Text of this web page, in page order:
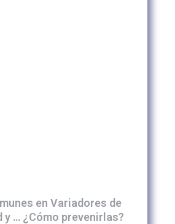
en Variadores de
y … ¿Cómo prevenirlas?